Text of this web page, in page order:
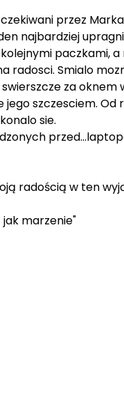
przez
najbardziej
paczkami,
radosci. Smialo
za oknem
szczesciem.
sie.
radością w ten
marzenie"